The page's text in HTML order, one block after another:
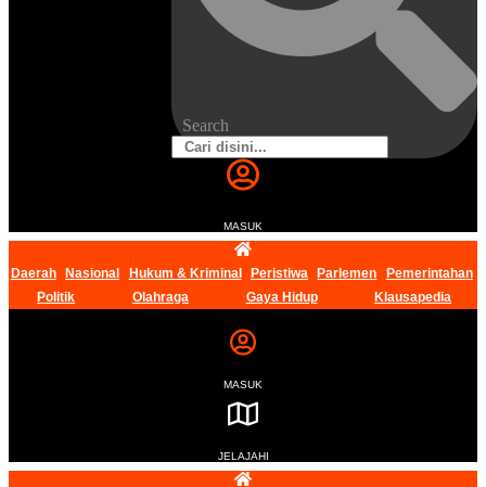
Search
MASUK
Daerah Nasional Hukum & Kriminal Peristiwa Parlemen
Pemerintahan
Politik
Olahraga Gaya Hidup Klausapedia
MASUK
JELAJAHI